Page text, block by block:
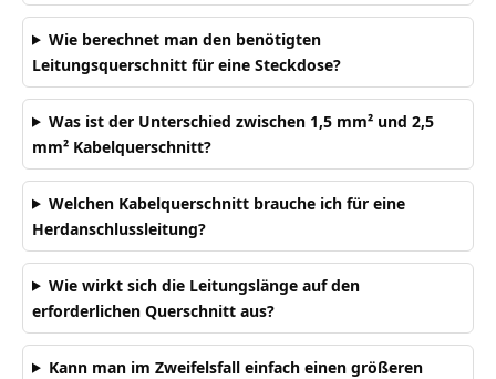
Wie berechnet man den benötigten
Leitungsquerschnitt für eine Steckdose?
Was ist der Unterschied zwischen 1,5 mm² und 2,5
mm² Kabelquerschnitt?
Welchen Kabelquerschnitt brauche ich für eine
Herdanschlussleitung?
Wie wirkt sich die Leitungslänge auf den
erforderlichen Querschnitt aus?
Kann man im Zweifelsfall einfach einen größeren